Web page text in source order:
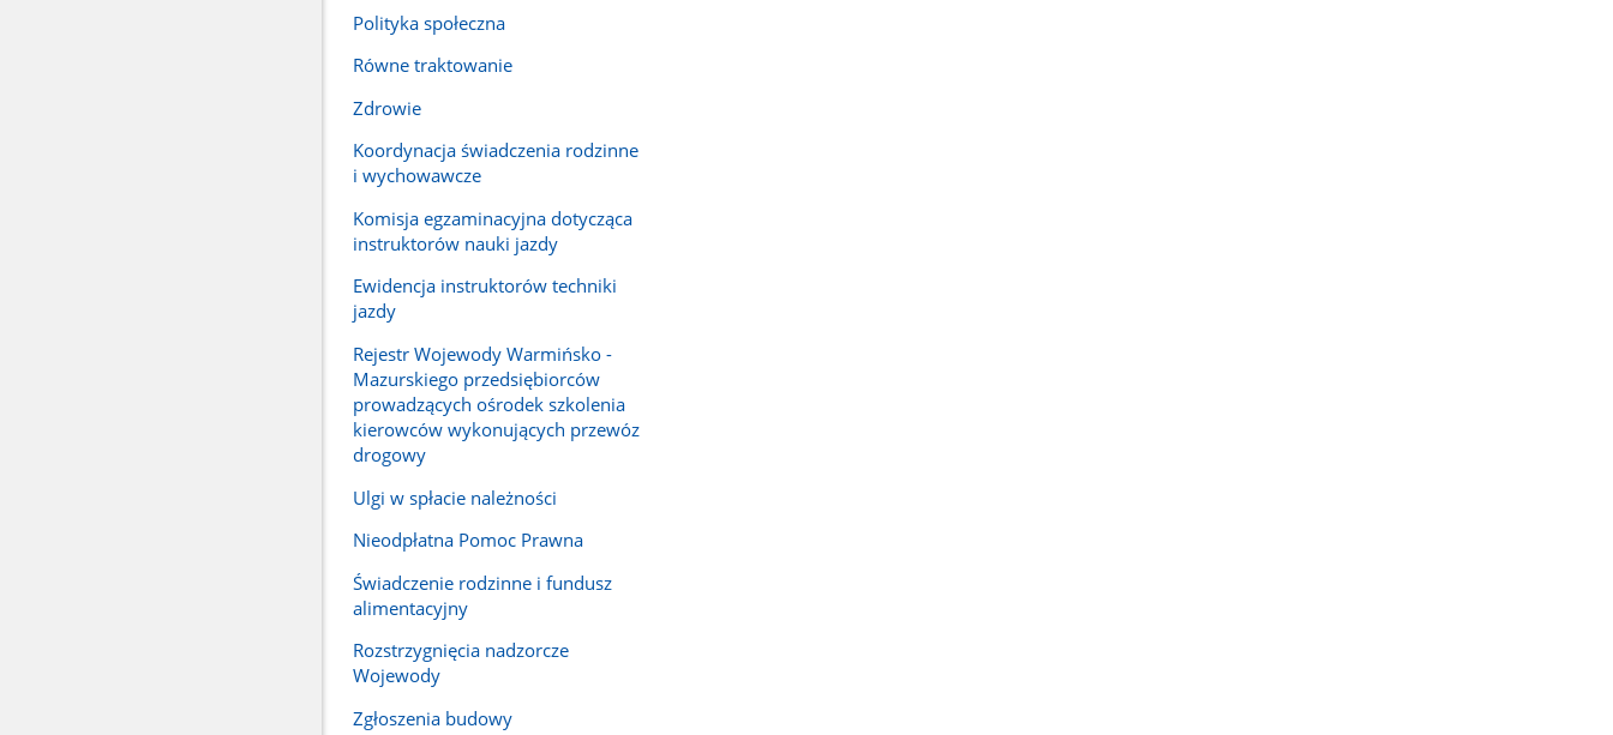
Polityka społeczna
Równe traktowanie
Zdrowie
Koordynacja świadczenia rodzinne
i wychowawcze
Komisja egzaminacyjna dotycząca
instruktorów nauki jazdy
Ewidencja instruktorów techniki
jazdy
Rejestr Wojewody Warmińsko -
Mazurskiego przedsiębiorców
prowadzących ośrodek szkolenia
kierowców wykonujących przewóz
drogowy
Ulgi w spłacie należności
Nieodpłatna Pomoc Prawna
Świadczenie rodzinne i fundusz
alimentacyjny
Rozstrzygnięcia nadzorcze
Wojewody
Zgłoszenia budowy